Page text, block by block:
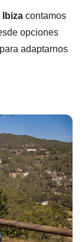
contamos
opciones
adaptarnos